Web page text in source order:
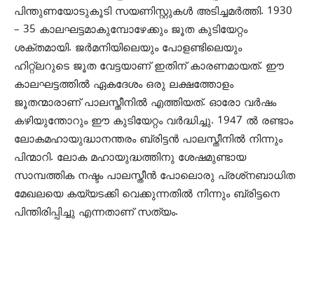
പിന്തുണയോടുകൂടി സയണിസ്റ്റുകള്‍ അടിച്ചമര്‍ത്തി. 1930
– 35 കാലഘട്ടമാകുമ്പോഴേക്കും ജൂത കുടിയേറ്റം
ശക്തമായി. ജര്‍മനിയിലെയും പോളണ്ടിലെയും
ഹിറ്റ്‌ലറുടെ ജൂത വേട്ടയാണ് ഇതിന് കാരണമായത്. ഈ
കാലഘട്ടത്തില്‍ ഏകദേശം ഒരു ലക്ഷത്തോളം
ജൂതന്മാരാണ് പാലസ്തീനില്‍ എത്തിയത്. ഓരോ വര്‍ഷം
കഴിയുന്തോറും ഈ കുടിയേറ്റം വര്‍ദ്ധിച്ചു. 1947 ല്‍ രണ്ടാം
ലോകമഹായുദ്ധാനന്തരം ബ്രിട്ടന്‍ പാലസ്തീനില്‍ നിന്നും
പിന്മാറി. ലോക മഹായുദ്ധത്തിനു ശേഷമുണ്ടായ
സാമ്പത്തിക നഷ്ടം പാലസ്തീന്‍ പോലൊരു പ്രശ്‌നബാധിത
മേഖലയെ കയ്യടക്കി വെക്കുന്നതില്‍ നിന്നും ബ്രിട്ടനെ
പിന്തിരിപ്പിച്ചു എന്നതാണ് സത്യം.